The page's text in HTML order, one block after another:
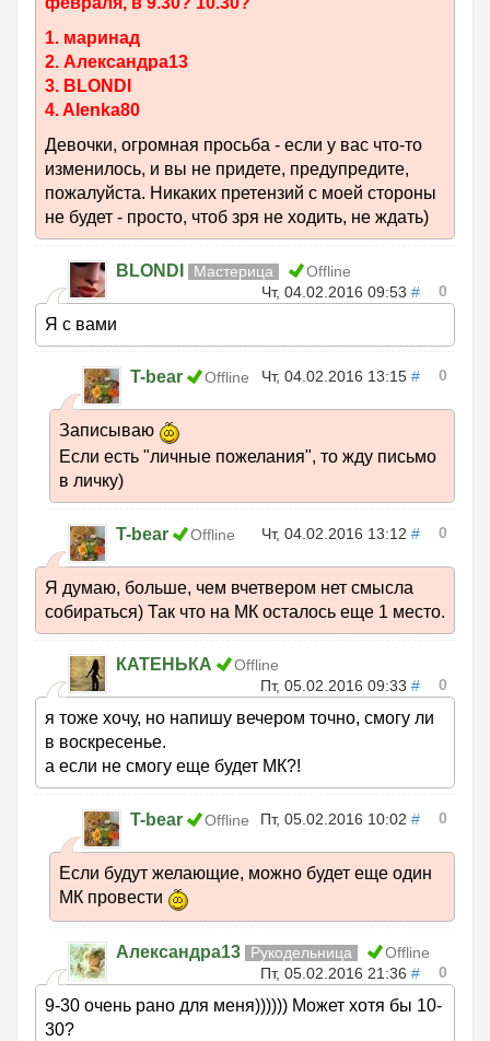
1. маринад
2. Александра13
3. BLONDI
4. Alenka80
Девочки, огромная просьба - если у вас что-то
изменилось, и вы не придете, предупредите,
пожалуйста. Никаких претензий с моей стороны
не будет - просто, чтоб зря не ходить, не ждать)
BLONDI Мастерица
Offline
Чт, 04.02.2016 09:53 # 0
Я с вами
T-bear Offline Чт, 04.02.2016 13:15 # 0
Записываю
Если есть "личные пожелания", то жду письмо
в личку)
T-bear Offline Чт, 04.02.2016 13:12 # 0
Я думаю, больше, чем вчетвером нет смысла
собираться) Так что на МК осталось еще 1 место.
КАТЕНЬКА
Offline
Пт, 05.02.2016 09:33 # 0
я тоже хочу, но напишу вечером точно, смогу ли
в воскресенье.
а если не смогу еще будет МК?!
T-bear Offline Пт, 05.02.2016 10:02 # 0
Если будут желающие, можно будет еще один
МК провести
Александра13 Рукодельница
Offline
Пт, 05.02.2016 21:36 # 0
9-30 очень рано для меня)))))) Может хотя бы 10-
30?